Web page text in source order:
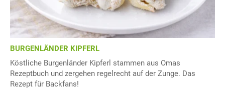
BURGENLÄNDER KIPFERL
Köstliche Burgenländer Kipferl stammen aus Omas
Rezeptbuch und zergehen regelrecht auf der Zunge. Das
Rezept für Backfans!